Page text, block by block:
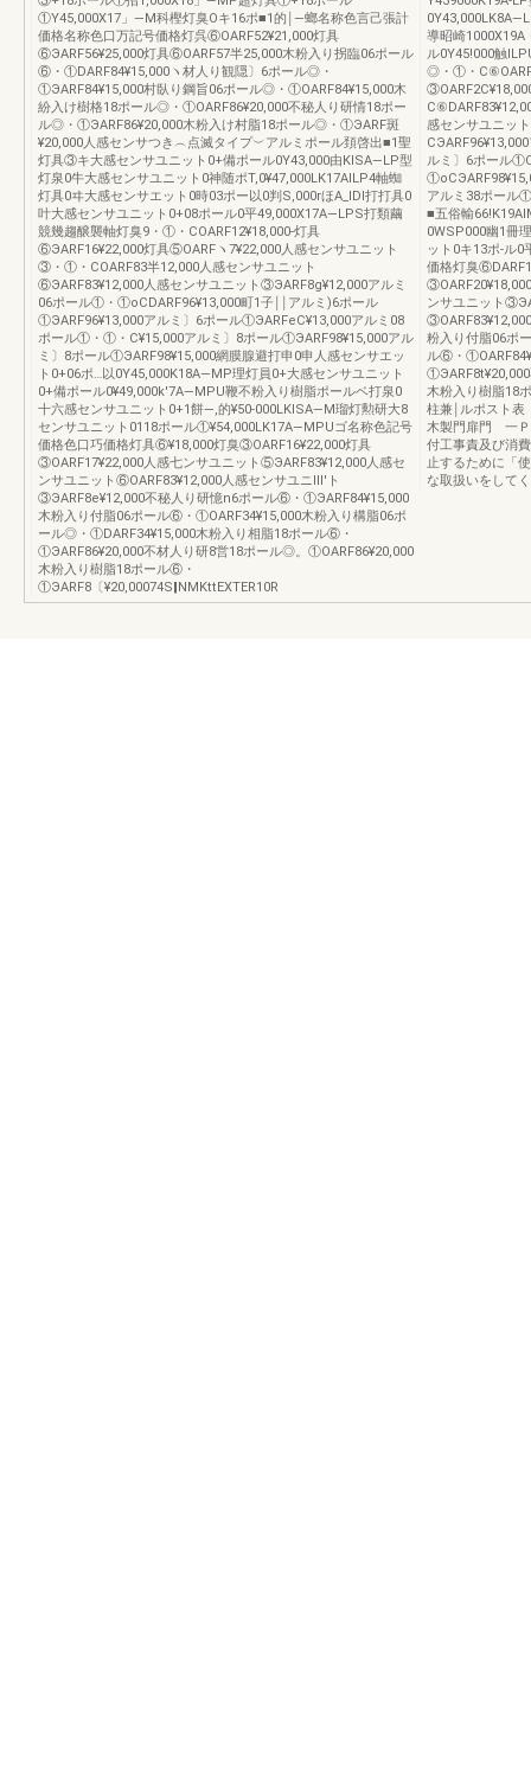
①Y45,000X17」―M科樫灯臭Oキ16ポ■1的￨―螂名称色言己張計
価格名称色口万記号価格灯呉⑥OARF52¥21,000灯具
⑥ЭARF56¥25,000灯具⑥OARF57半25,000木粉入り拐臨06ポール
⑥・①DARF84¥15,000ヽ材人り観隠〕6ポール◎・
①ЭARF84¥15,000村臥り鋼旨06ポール◎・①OARF84¥15,000木
紛入け樹格18ポール◎・①OARF86¥20,000不秘人り研情18ポー
ル◎・①ЭARF86¥20,000木粉入け村脂18ポール◎・①ЭARF斑
¥20,000人感センサつき︵点滅タイプ︶アルミポール頚啓出■1聖
灯具③キ大感センサユニット0+備ポール0Y43,000由KlSA―LP型
灯泉0牛大感センサユニット0神随ポT,0¥47,000LK17AILP4軸蜘
灯具0ヰ大感センサエット0時03ポー以0判S,000rほA_lDl打打具0
叶大感センサユニット0+08ポール0平49,000X17A―LPS打類繭
競幾趨醸襲軸灯臭9・①・COARF12¥18,000‐灯具
⑥ЭARF16¥22,000灯具⑤OARFヽ7¥22,000人感センサユニット
③・①・COARF83半12,000人感センサユニット
⑥ЭARF83¥12,000人感センサユニット③ЭARF8g¥12,000アルミ
06ポール①・①oCDARF96¥13,000町1子￨￨アルミ)6ポール
①ЭARF96¥13,000アルミ〕6ポール①ЭARFeC¥13,000アルミ08
ポール①・①・C¥15,000アルミ〕8ポール①ЭARF98¥15,000アル
ミ〕8ポール①ЭARF98¥15,000網膜腺避打申0申人感センサエッ
ト0+06ポ…以0Y45,000K18A―MP理灯員0+大感センサユニット
0+備ポール0¥49,000k'7A―MPU鞭不粉入り樹脂ポールベ打泉0
十六感センサユニット0+1餅―,的¥50‐000LKlSA―M瑠灯勲研大8
センサユニット0118ポール①¥54,000LK17A―MPUゴ名称色記号
価格色口巧価格灯具⑥¥18,000灯臭③OARF16¥22,000灯具
③OARF17¥22,000人感七ンサユニット⑤ЭARF83¥12,000人感セ
ンサユニット⑥OARF83¥12,000人感センサユニⅢ′ト
③ЭARF8e¥12,000不秘人り研憶n6ポール⑥・①ЭARF84¥15,000
木粉入り付脂06ポール⑥・①OARF34¥15,000木粉入り構脂06ポ
ール◎・①DARF34¥15,000木粉入り相脂18ポール⑥・
①ЭARF86¥20,000不材人り研8営18ポール◎。①OARF86¥20,000
木粉入り樹脂18ポール⑥・
①ЭARF8〔¥20,00074S‖NMKttEXTER10R
導昭崎
ル0Y45!000触
◎・①・
感センサユニッ
ルミ〕6ポール
アルミ38ポール
■五俗輸
0WSP000幽1冊
ット0キ13ポ‐ル
価格灯臭
ンサユニット
粉入り付脂06ポ
ル⑥・
木粉入り樹脂18
柱兼￨ルポスト
木製門扉門 一Ｐ
付工事責及び消
止するために「
な取扱いをして